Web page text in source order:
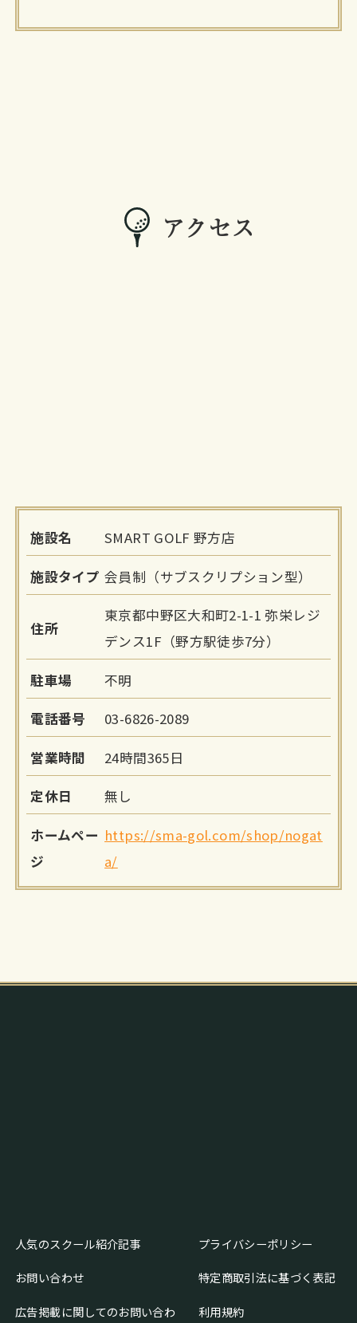
アクセス
施設名 SMART GOLF 野方店
施設タイプ 会員制（サブスクリプション型）
住所
東京都中野区大和町2-1-1 弥栄レジ
デンス1F（野方駅徒歩7分）
駐車場 不明
電話番号 03-6826-2089
営業時間 24時間365日
定休日 無し
ホームペー
ジ
https://sma-gol.com/shop/nogat
a/
人気のスクール紹介記事
お問い合わせ
広告掲載に関してのお問い合わ
プライバシーポリシー
特定商取引法に基づく表記
利用規約